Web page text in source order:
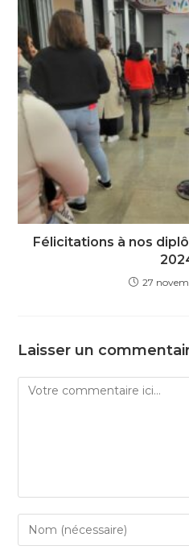
Félicitations à nos
27
Laisser un